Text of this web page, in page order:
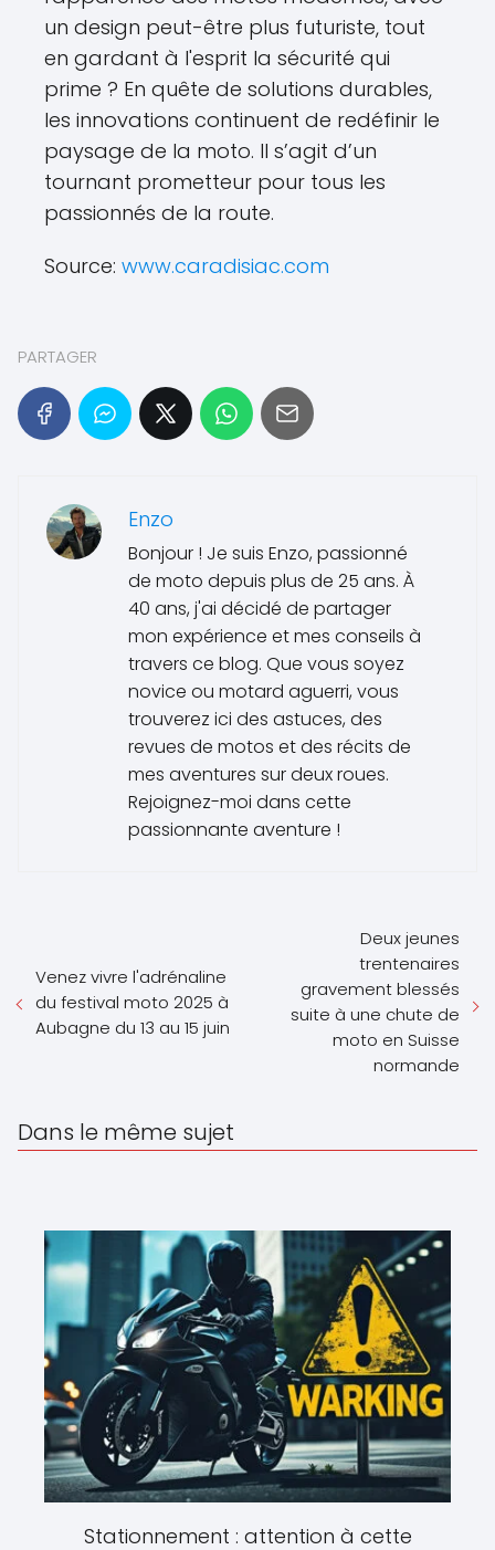
un design peut-être plus futuriste, tout
en gardant à l'esprit la sécurité qui
prime ? En quête de solutions durables,
les innovations continuent de redéfinir le
paysage de la moto. Il s’agit d’un
tournant prometteur pour tous les
passionnés de la route.
Source: www.caradisiac.com
PARTAGER
Enzo
Bonjour ! Je suis Enzo, passionné
de moto depuis plus de 25 ans. À
40 ans, j'ai décidé de partager
mon expérience et mes conseils à
travers ce blog. Que vous soyez
novice ou motard aguerri, vous
trouverez ici des astuces, des
revues de motos et des récits de
mes aventures sur deux roues.
Rejoignez-moi dans cette
passionnante aventure !
Venez vivre l'adrénaline
du festival moto 2025 à
Aubagne du 13 au 15 juin
Deux jeunes
trentenaires
gravement blessés
suite à une chute de
moto en Suisse
normande
Dans le même sujet
Stationnement : attention à cette